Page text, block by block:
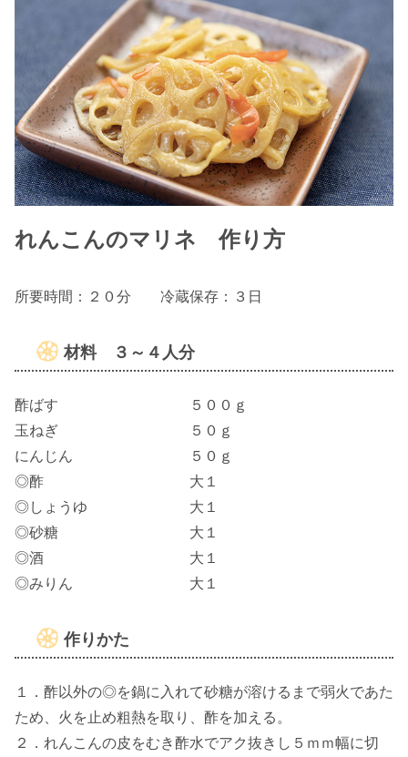
れんこんのマリネ 作り方
所要時間：２０分 冷蔵保存：３日
材料 ３～４人分
酢ばす ５００ｇ
玉ねぎ ５０ｇ
にんじん ５０ｇ
◎酢 大１
◎しょうゆ 大１
◎砂糖 大１
◎酒 大１
◎みりん 大１
作りかた
１．酢以外の◎を鍋に入れて砂糖が溶けるまで弱火であた
ため、火を止め粗熱を取り、酢を加える。
２．れんこんの皮をむき酢水でアク抜きし５ｍｍ幅に切